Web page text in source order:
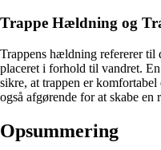
Trappe Hældning og
Trappens hældning refererer til
placeret i forhold til vandret.
sikre, at trappen er
også afgørende for at skabe
Opsummering